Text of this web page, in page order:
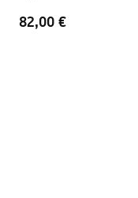
82,00 €